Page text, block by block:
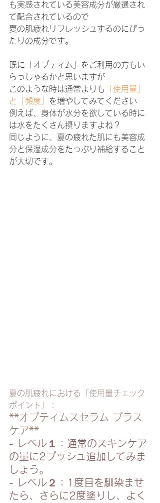
も実感されている美容成分が厳選され
て配合されているので
夏の肌疲れリフレッシュするのにぴっ
たりの成分です。
既に「オプティム」をご利用の方もい
らっしゃるかと思いますが
このような時は通常よりも
「使用量」
と「頻度」 を増やしてみてください
例えば、身体が水分を欲している時に
は水をたくさん摂りますよね？
同じように、夏の疲れた肌にも美容成
分と保湿成分をたっぷり補給すること
が大切です。
夏の肌疲れにおける「使用量チェック
ポイント」：
**オプティムスセラム プラス
ケア**
- レベル１：通常のスキンケア
の量に2プッシュ追加してみま
しょう。
- レベル２：1度目を馴染ませ
たら、さらに2度塗りし、よく